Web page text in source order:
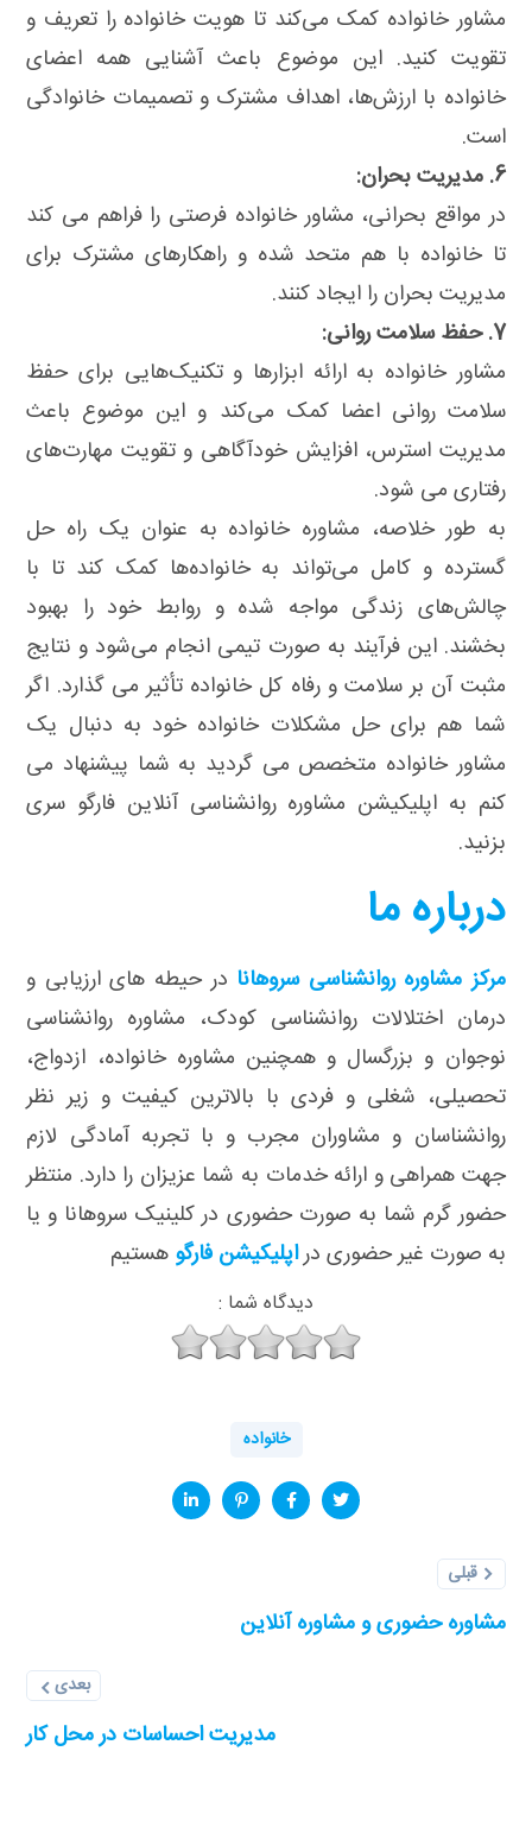
مشاور خانواده کمک می‌کند تا هویت خانواده را تعریف و
تقویت کنید. این موضوع باعث آشنایی همه اعضای
خانواده با ارزش‌ها، اهداف مشترک و تصمیمات خانوادگی
است.
6. مدیریت بحران:
در مواقع بحرانی، مشاور خانواده فرصتی را فراهم می کند
تا خانواده با هم متحد شده و راهکارهای مشترک برای
مدیریت بحران را ایجاد کنند.
7. حفظ سلامت روانی:
مشاور خانواده به ارائه ابزارها و تکنیک‌هایی برای حفظ
سلامت روانی اعضا کمک می‌کند و این موضوع باعث
مدیریت استرس، افزایش خودآگاهی و تقویت مهارت‌های
رفتاری می شود.
به طور خلاصه، مشاوره خانواده به عنوان یک راه حل
گسترده و کامل می‌تواند به خانواده‌ها کمک کند تا با
چالش‌های زندگی مواجه شده و روابط خود را بهبود
بخشند. این فرآیند به صورت تیمی انجام می‌شود و نتایج
مثبت آن بر سلامت و رفاه کل خانواده تأثیر می گذارد. اگر
شما هم برای حل مشکلات خانواده خود به دنبال یک
مشاور خانواده متخصص می گردید به شما پیشنهاد می
کنم به اپلیکیشن مشاوره روانشناسی آنلاین فارگو سری
بزنید.
درباره ما
مرکز مشاوره روانشناسی سروهانا در حیطه های ارزیابی و
درمان اختلالات روانشناسی کودک، مشاوره روانشناسی
نوجوان و بزرگسال و همچنین مشاوره خانواده، ازدواج،
تحصیلی، شغلی و فردی با بالاترین کیفیت و زیر نظر
روانشناسان و مشاوران مجرب و با تجربه آمادگی لازم
جهت همراهی و ارائه خدمات به شما عزیزان را دارد. منتظر
حضور گرم شما به صورت حضوری در کلینیک سروهانا و یا
به صورت غیر حضوری دراپلیکیشن فارگو هستیم
دیدگاه شما :
خانواده
قبلی
مشاوره حضوری و مشاوره آنلاین
بعدی
مدیریت احساسات در محل کار